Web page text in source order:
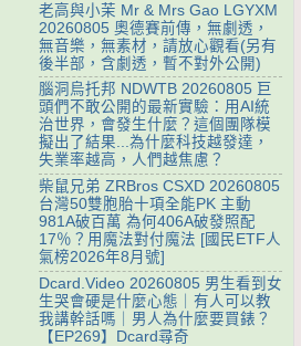
老高與小茉 Mr & Mrs Gao LGYXM
20260805 奧德賽前傳，無劇透，
無音樂，無素材，請放心觀看(另有
後半部，含劇透，暫不對外公開)
腦洞烏托邦 NDWTB 20260805 巨
頭們不敢公開的最新實驗：用AI統
治世界，會發生什麼？這個團隊模
擬出了結果...為什麼科技越發達，
失業率越高，人們越焦慮？
柴鼠兄弟 ZRBros CSXD 20260805
台灣50雙胞胎十項全能PK 主動
981A破百萬 為何406A破發照配
17％？用魔法對付魔法 [國民ETF人
氣榜2026年8月號]
Dcard.Video 20260805 男生看到女
生哭會硬是什麼心態｜有人可以教
我講幹話嗎｜男人為什麼要買錶？
【EP269】Dcard尋奇